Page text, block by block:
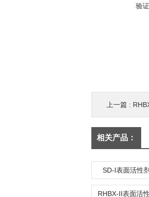
验
上一篇 :
相关产品：
SD-I表面活性